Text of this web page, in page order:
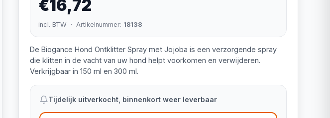
€16,72
incl. BTW · Artikelnummer: 18138
De Biogance Hond Ontklitter Spray met Jojoba is een verzorgende spray
die klitten in de vacht van uw hond helpt voorkomen en verwijderen.
Verkrijgbaar in 150 ml en 300 ml.
Tijdelijk uitverkocht, binnenkort weer leverbaar